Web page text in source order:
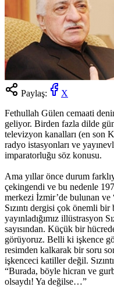
Paylaş:
X
Fethullah Gülen cemaati
geliyor. Birden fazla dilde
televizyon kanalları (en son
radyo istasyonları ve
imparatorluğu söz konusu.
Ama yıllar önce durum
çekingendi ve bu nedenle
merkezi İzmir’de bulunan
Sızıntı dergisi çok önemli
yayınladığımız illüstrasyon
sayısından. Küçük bir
görüyoruz. Belli ki işkence
resimden kalkarak bir soru
işkenceci katiller değil.
“Burada, böyle hicran ve
olsaydı! Ya değilse…”